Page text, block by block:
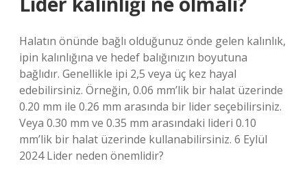
Halatın önünde bağlı olduğunuz önde gelen kalınlık,
ipin kalınlığına ve hedef balığınızın boyutuna
bağlıdır. Genellikle ipi 2,5 veya üç kez hayal
edebilirsiniz. Örneğin, 0.06 mm’lik bir halat üzerinde
0.20 mm ile 0.26 mm arasında bir lider seçebilirsiniz.
Veya 0.30 mm ve 0.35 mm arasındaki lideri 0.10
mm’lik bir halat üzerinde kullanabilirsiniz. 6 Eylül
2024 Lider neden önemlidir?